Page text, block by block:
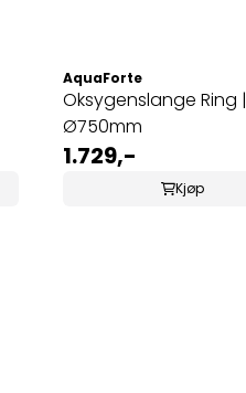
AquaForte
Oksygenslange Ring |
Ø750mm
1.729,-
Kjøp